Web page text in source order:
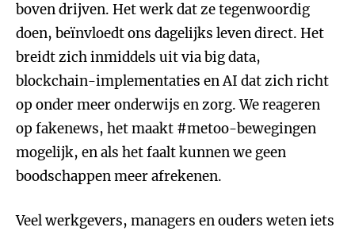
boven drijven. Het werk dat ze tegenwoordig
doen, beïnvloedt ons dagelijks leven direct. Het
breidt zich inmiddels uit via big data,
blockchain-implementaties en AI dat zich richt
op onder meer onderwijs en zorg. We reageren
op fakenews, het maakt #metoo-bewegingen
mogelijk, en als het faalt kunnen we geen
boodschappen meer afrekenen.
Veel werkgevers, managers en ouders weten iets